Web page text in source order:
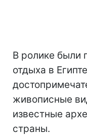
В ролике были
отдыха в
живописные
известные
страны.